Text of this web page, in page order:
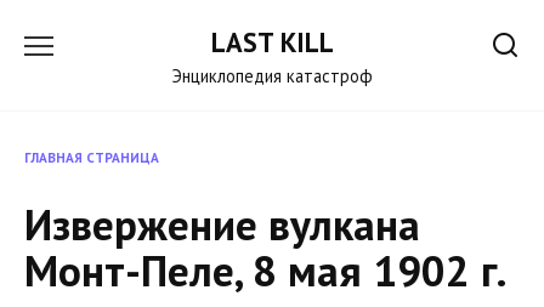
LAST KILL
Энциклопедия катастроф
ГЛАВНАЯ СТРАНИЦА
Извержение вулкана
Монт-Пеле, 8 мая 1902 г.